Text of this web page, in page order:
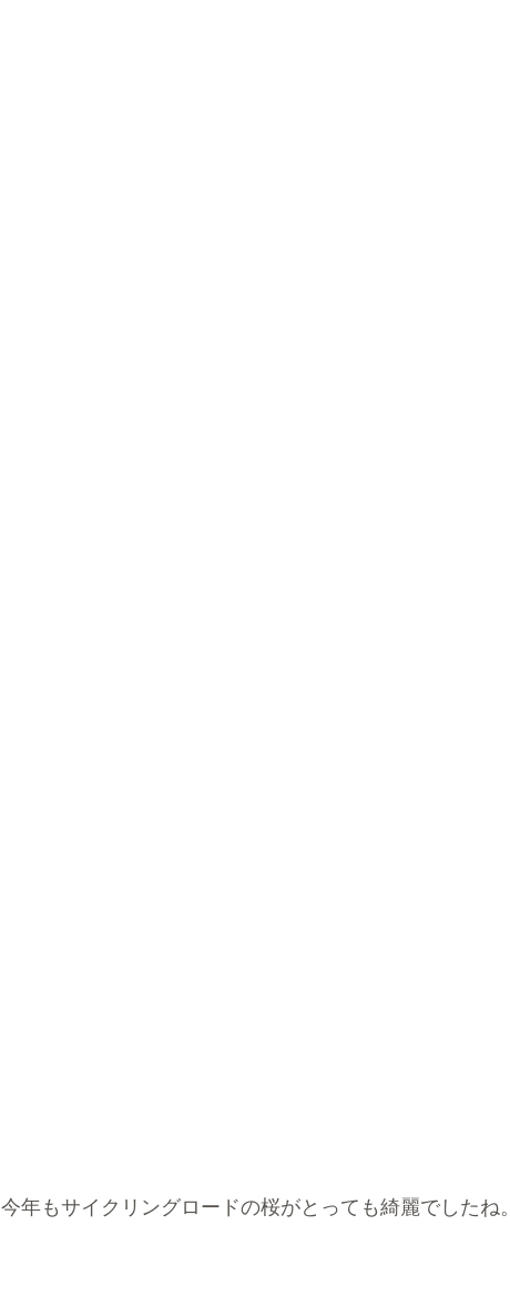
今年もサイクリングロードの桜がとっても綺麗でしたね。